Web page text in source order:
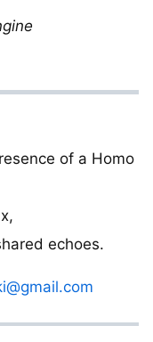
of a Homo
echoes.